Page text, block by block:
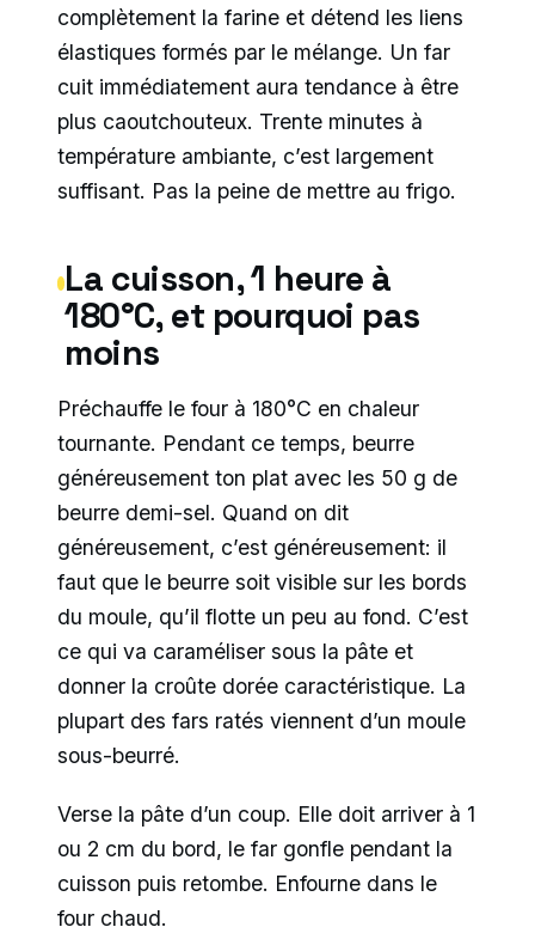
complètement la farine et détend les liens
élastiques formés par le mélange. Un far
cuit immédiatement aura tendance à être
plus caoutchouteux. Trente minutes à
température ambiante, c’est largement
suffisant. Pas la peine de mettre au frigo.
La cuisson, 1 heure à
180°C, et pourquoi pas
moins
Préchauffe le four à 180°C en chaleur
tournante. Pendant ce temps, beurre
généreusement ton plat avec les 50 g de
beurre demi-sel. Quand on dit
généreusement, c’est généreusement: il
faut que le beurre soit visible sur les bords
du moule, qu’il flotte un peu au fond. C’est
ce qui va caraméliser sous la pâte et
donner la croûte dorée caractéristique. La
plupart des fars ratés viennent d’un moule
sous-beurré.
Verse la pâte d’un coup. Elle doit arriver à 1
ou 2 cm du bord, le far gonfle pendant la
cuisson puis retombe. Enfourne dans le
four chaud.